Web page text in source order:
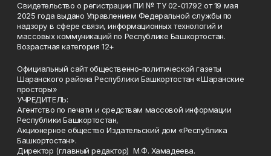
Свидетельство о регистрации ПИ № ТУ 02-01792 от 19 мая
2025 года выдано Управлением Федеральной службы по
надзору в сфере связи, информационных технологий и
массовых коммуникаций по Республике Башкортостан.
Возрастная категория 12+
Официальный сайт общественно-политической газеты
Шаранского района Республики Башкортостан «Шаранские
просторы»
УЧРЕДИТЕЛЬ:
Агентство по печати и средствам массовой информации
Республики Башкортостан,
Акционерное общество Издательский дом «Республика
Башкортостан».
Директор (главный редактор) М.Ф. Хамадеева.